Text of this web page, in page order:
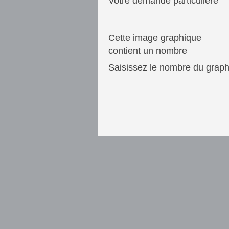
Cette image graphique
contient un nombre
Saisissez le nombre du